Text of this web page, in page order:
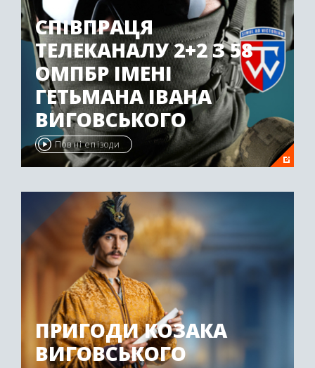
СПІВПРАЦЯ
ТЕЛЕКАНАЛУ 2+2 З 58
ОМПБР ІМЕНІ
ГЕТЬМАНА ІВАНА
ВИГОВСЬКОГО
Повні епізоди
ПРИГОДИ КОЗАКА
ВИГОВСЬКОГО